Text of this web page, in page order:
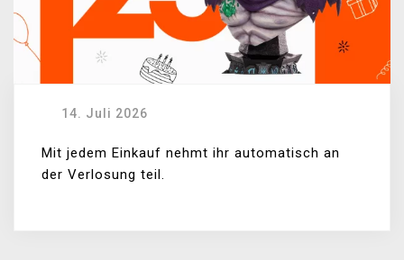
14. Juli 2026
Mit jedem Einkauf nehmt ihr automatisch an
der Verlosung teil.